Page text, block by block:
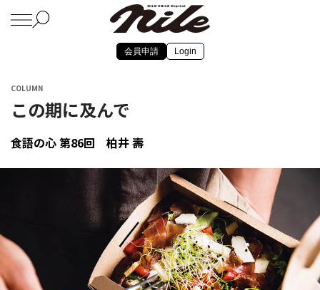
会員申請 Login
COLUMN
この期に及んで
食語の心 第86回 柏井 壽